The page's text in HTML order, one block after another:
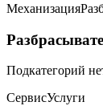
Механизация
Подкатегорий
СервисУслуги